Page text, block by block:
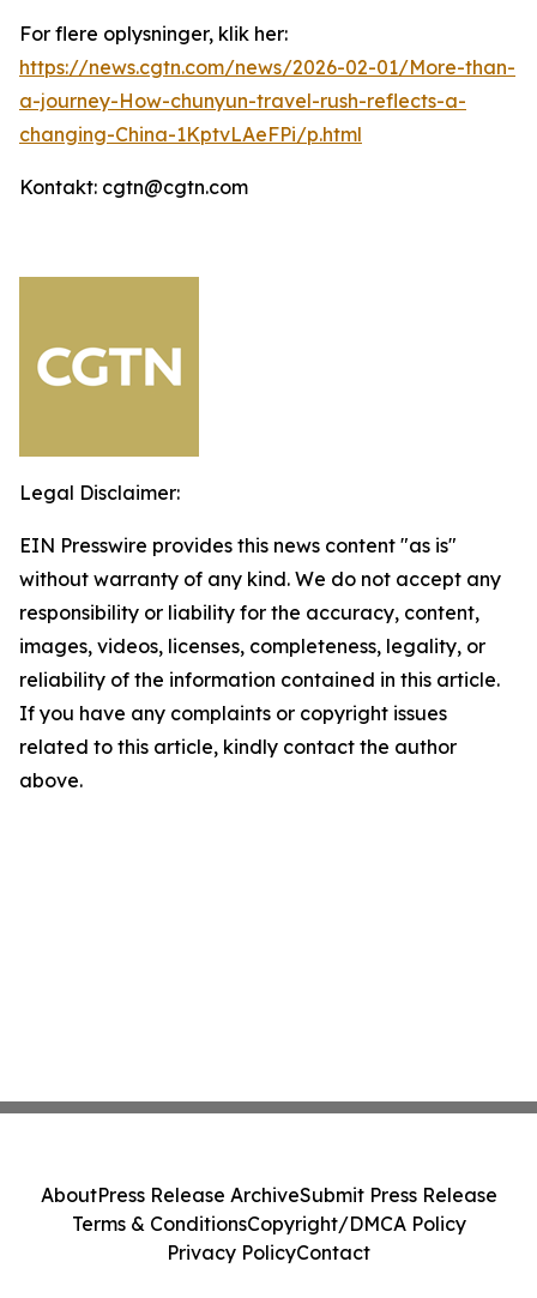
For flere oplysninger, klik her:
https://news.cgtn.com/news/2026-02-01/More-than-
a-journey-How-chunyun-travel-rush-reflects-a-
changing-China-1KptvLAeFPi/p.html
Kontakt: cgtn@cgtn.com
Legal Disclaimer:
EIN Presswire provides this news content "as is"
without warranty of any kind. We do not accept any
responsibility or liability for the accuracy, content,
images, videos, licenses, completeness, legality, or
reliability of the information contained in this article.
If you have any complaints or copyright issues
related to this article, kindly contact the author
above.
AboutPress Release ArchiveSubmit Press Release
Terms & ConditionsCopyright/DMCA Policy
Privacy PolicyContact